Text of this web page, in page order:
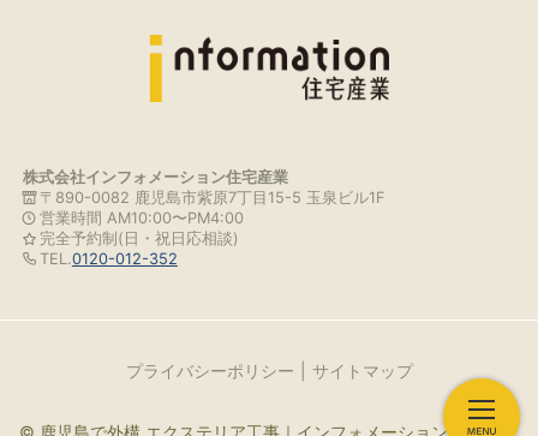
株式会社インフォメーション住宅産業
〒890-0082 鹿児島市紫原7丁目15-5 玉泉ビル1F
営業時間 AM10:00〜PM4:00
完全予約制(日・祝日応相談)
TEL.0120-012-352
プライバシーポリシー サイトマップ